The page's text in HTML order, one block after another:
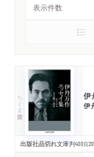
ちくま学芸文庫 伊
伊
出版社品切れ文庫判400頁